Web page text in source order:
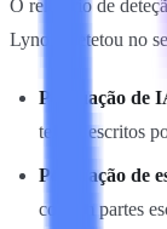
O relatório de
Lynote detetou no
Pontuação de
textos escritos
Pontuação de
contêm partes